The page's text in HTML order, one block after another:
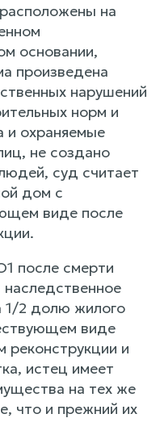
на
основании,
произведена
нарушений
норм и
и охраняемые
не создано
суд считает
дом с
виде после
после смерти
1/2 долю жилого
виде
реконструкции и
истец имеет
на тех же
что и прежний их